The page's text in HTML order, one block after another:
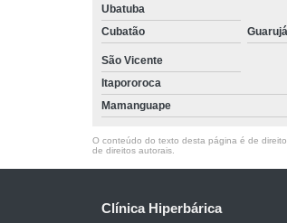
Ubatuba
Cubatão
Guarujá
São Vicente
Itapororoca
Mamanguape
O conteúdo do texto desta página é de
de direitos autorais
Clínica Hiperbárica